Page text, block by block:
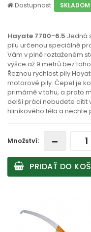
Dostupnost: SKLADOM
Hayate 7700-6.5 Jedná
pilu určenou speciálně
Vám v plně roztaženém
výšce až 9 metrů bez
Řeznou rychlost pily
motorové pily. Čepel je
primárně v tahu, a proto
delší práci nebudete cítit
hliníkového těla a nechte
Množství:
PRIDAŤ DO